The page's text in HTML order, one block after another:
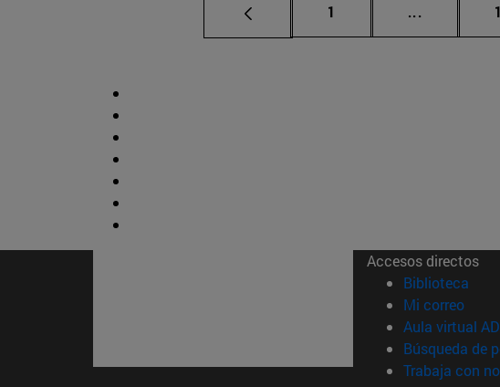
Página
1 ... Páginas
Accesos directos
Biblioteca
Mi correo(abre
Aula virtual
Búsqueda de
Trabaja con